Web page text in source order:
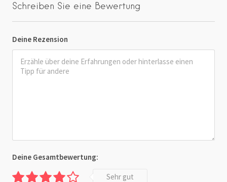
Schreiben Sie eine Bewertung
Deine Rezension
Deine Gesamtbewertung:
Sehr gut